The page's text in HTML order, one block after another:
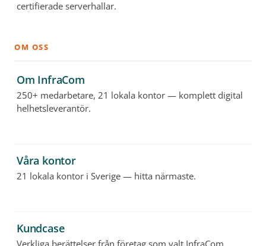
certifierade serverhallar.
OM OSS
Om InfraCom
250+ medarbetare, 21 lokala kontor — komplett digital
helhetsleverantör.
Våra kontor
21 lokala kontor i Sverige — hitta närmaste.
Kundcase